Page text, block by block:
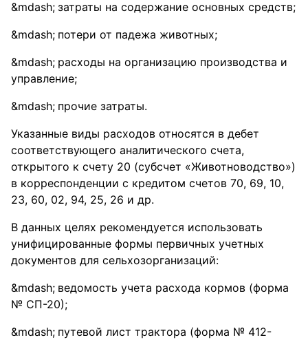
затраты на содержание основных средств;
потери от падежа животных;
расходы на организацию производства и
управление;
прочие затраты.
Указанные виды расходов относятся в дебет
соответствующего аналитического счета,
открытого к счету 20 (субсчет «Животноводство»)
в корреспонденции с кредитом счетов 70, 69, 10,
23, 60, 02, 94, 25, 26 и др.
В данных целях рекомендуется использовать
унифицированные формы первичных учетных
документов для сельхозорганизаций:
ведомость учета расхода кормов (форма
№ СП-20);
путевой лист трактора (форма № 412-